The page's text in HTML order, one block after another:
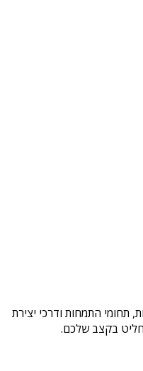
תחומי התמחות ודרכי יצירת
בקצב שלכם.